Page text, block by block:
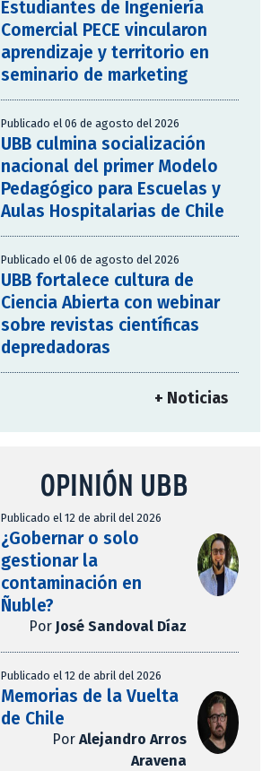
Estudiantes de Ingeniería
Comercial PECE vincularon
aprendizaje y territorio en
seminario de marketing
Publicado el 06 de agosto del 2026
UBB culmina socialización
nacional del primer Modelo
Pedagógico para Escuelas y
Aulas Hospitalarias de Chile
Publicado el 06 de agosto del 2026
UBB fortalece cultura de
Ciencia Abierta con webinar
sobre revistas científicas
depredadoras
+ Noticias
OPINIÓN UBB
Publicado el 12 de abril del 2026
¿Gobernar o solo
gestionar la
contaminación en
Ñuble?
Por José Sandoval Díaz
Publicado el 12 de abril del 2026
Memorias de la Vuelta
de Chile
Por Alejandro Arros
Aravena